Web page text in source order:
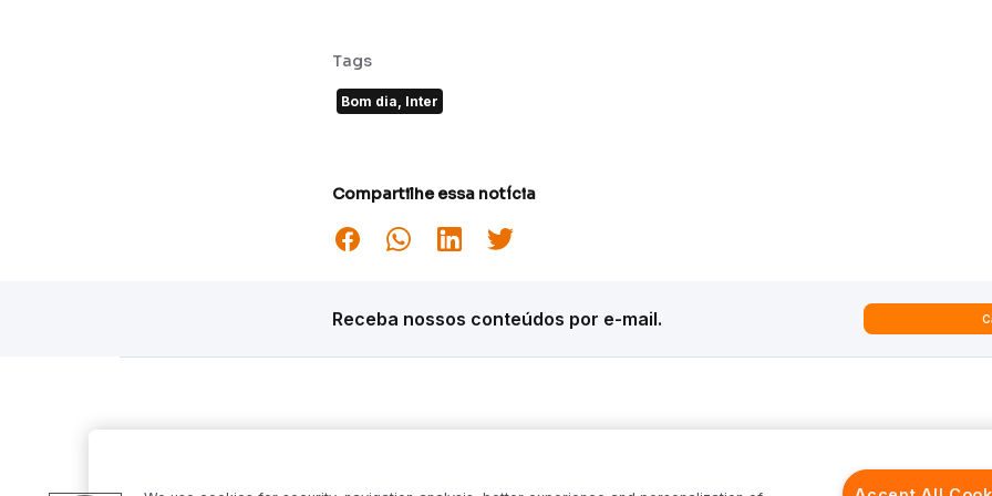
Tags
Bom dia, Inter
Compartilhe essa notícia
Receba nossos conteúdos por e-mail.
Inter Strategy